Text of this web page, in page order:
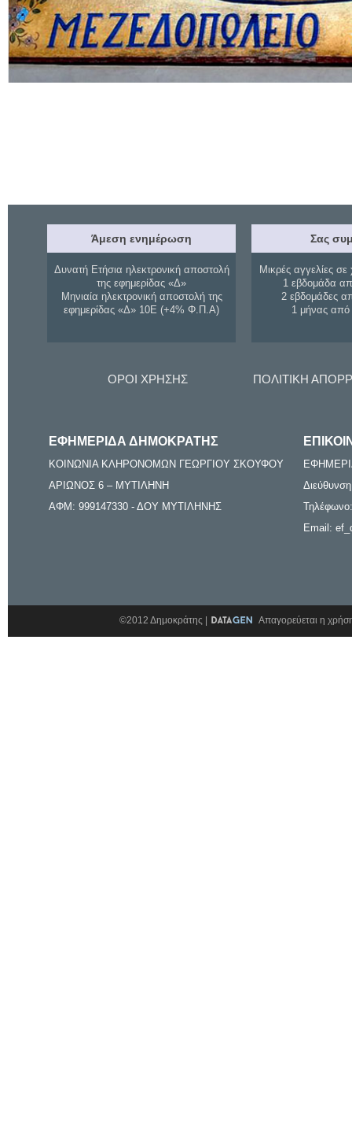
Άμεση ενημέρωση
Δυνατή Ετήσια ηλεκτρονική αποστολή
της εφημερίδας «Δ»
Μηνιαία ηλεκτρονική αποστολή της
εφημερίδας «Δ» 10Ε (+4% Φ.Π.Α)
Σας
Μικρές αγγελίες σε
1 εβδομάδα
2 εβδομάδες
1 μήνας
ΟΡΟΙ ΧΡΗΣΗΣ ΠΟΛΙΤΙΚΗ
ΕΦΗΜΕΡΙΔΑ ΔΗΜΟΚΡΑΤΗΣ
ΚΟΙΝΩΝΙΑ ΚΛΗΡΟΝΟΜΩΝ ΓΕΩΡΓΙΟΥ ΣΚΟΥΦΟΥ
ΑΡΙΩΝΟΣ 6 – ΜΥΤΙΛΗΝΗ
ΑΦΜ: 999147330 - ΔΟΥ ΜΥΤΙΛΗΝΗΣ
Email:
©2012 Δημοκράτης | Απαγορεύεται η